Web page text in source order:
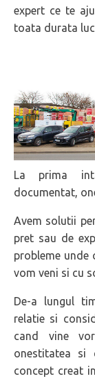
expert ce te
toata durata
La prima
documentat,
Avem solutii
pret sau de
probleme
vom veni si cu
De-a lungul
relatie si
cand vine
onestitatea si
concept creat